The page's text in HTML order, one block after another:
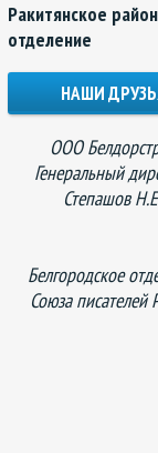
Ракитянское
отделение
НАШИ
ООО
Генеральный
Степашов
Белгородское
Союза писателей